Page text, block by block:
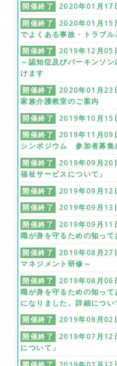
開催終了
2020年01月17
開催終了
2020年01月15
でよくある事故・トラブ
開催終了
2019年12月05
～認知症及びパーキンソ
けます
開催終了
2020年01月
家族介護教室のご案内
開催終了
2019年10月15
開催終了
2019年11月09
シンポジウム 参加者募集
開催終了
2019年09月20
福祉サービスについて」
開催終了
2019年09月12
開催終了
2019年09月13
開催終了
2019年09月11
職が身を守るための知って
開催終了
2019年08月27
マネジメント研修～
開催終了
2019年08月06
職が身を守るための知っ
になりました。詳細につい
開催終了
2019年08月02
開催終了
2019年07月12
について」